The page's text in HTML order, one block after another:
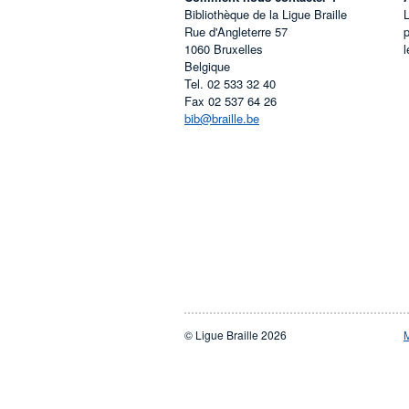
Bibliothèque de la Ligue Braille
Rue d'Angleterre 57
1060 Bruxelles
Belgique
Tel. 02 533 32 40
Fax 02 537 64 26
bib@braille.be
© Ligue Braille 2026